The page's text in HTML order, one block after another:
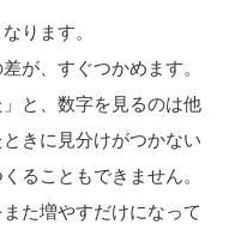
ります。
が、すぐつかめます。
」と、数字を見るのは他
きに見分けがつかない
ることもできません。
た増やすだけになって